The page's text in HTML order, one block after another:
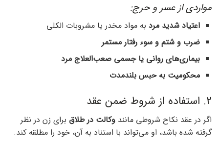
مواردی از عسر و حرج:
اعتیاد شدید مرد به مواد مخدر یا مشروبات الکلی
ضرب و شتم و سوء رفتار مستمر
بیماری‌های روانی یا جسمی صعب‌العلاج مرد
محکومیت به حبس بلندمدت
2. استفاده از شروط ضمن عقد
اگر در عقد نکاح شروطی مانند وکالت در طلاق برای زن در نظر
گرفته شده باشد، او می‌تواند با استناد به آن، خود را مطلقه کند.